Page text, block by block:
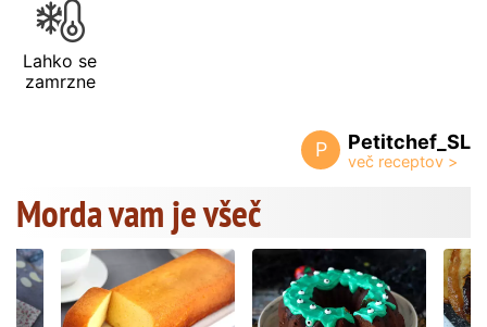
Lahko se
zamrzne
P Petitchef_SL
Morda vam je všeč